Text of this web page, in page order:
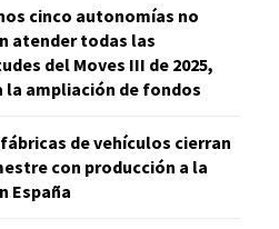
cinco autonomías no
atender todas las
del Moves III de 2025,
la ampliación de fondos
de vehículos cierran
con producción a la
España